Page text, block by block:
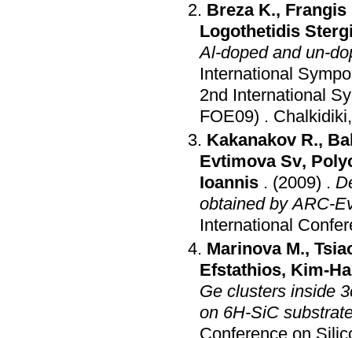
Breza K., Frangis
Logothetidis
Al-doped and un-
International
2nd International
FOE09) .
Kakanakov R.,
Evtimova Sv,
Ioannis . (2009) .
obtained by ARC-
International
Marinova M.,
Efstathios, Kim-
Ge clusters inside
on 6H-SiC
Conference on